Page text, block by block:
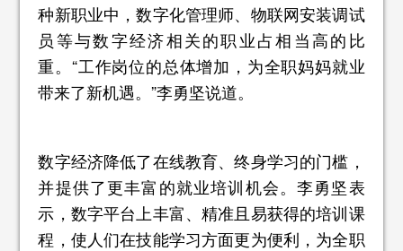
种新职业中，数字化管理师、物联网安装调试
员等与数字经济相关的职业占相当高的比
重。“工作岗位的总体增加，为全职妈妈就业
带来了新机遇。”李勇坚说道。
数字经济降低了在线教育、终身学习的门槛，
并提供了更丰富的就业培训机会。李勇坚表
示，数字平台上丰富、精准且易获得的培训课
程，使人们在技能学习方面更为便利，为全职